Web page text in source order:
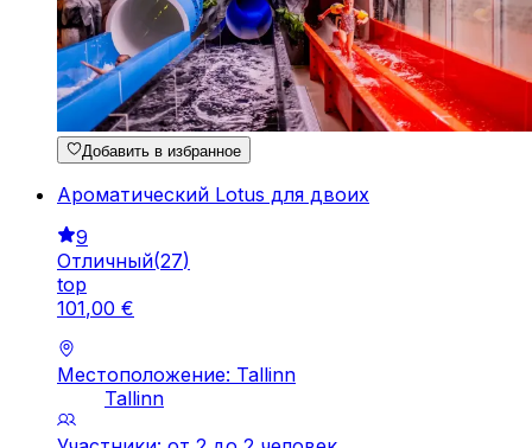
Добавить в избранное
Ароматический Lotus для двоих
9
Отличный(27)
top
101,00 €
Местоположение: Tallinn
Tallinn